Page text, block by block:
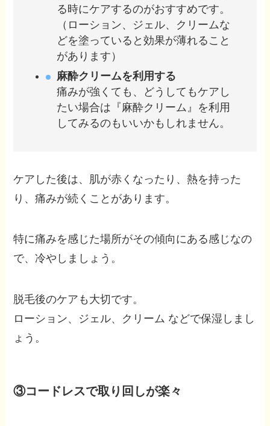
る時にケアするのがおすすめです。
（ローション、ジェル、クリームな
どを塗っていると効果が薄れること
があります）
麻酔クリームを利用する
痛みが強くても、どうしてもケアし
たい場合は『麻酔クリーム』を利用
してみるのもいいかもしれません。
ケアした後は、肌が赤くなったり、熱を持った
り、痛みが続くことがあります。
特に痛みを感じた場所がその傾向にある感じなの
で、冷やしましょう。
脱毛後のケアも大切です。
ローション、ジェル、クリーム などで保湿しまし
ょう。
③コードレスで取り回しが楽々